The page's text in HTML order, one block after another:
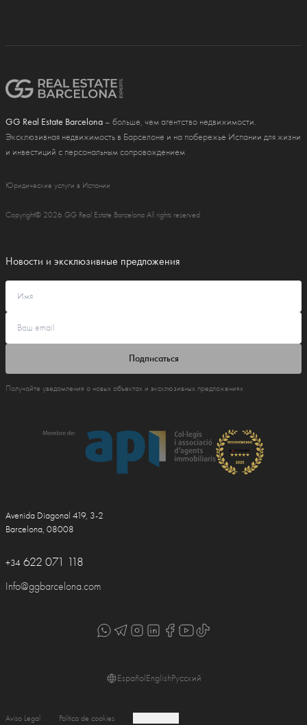
GG Real Estate Barcelona – больше, чем агентство недвижимости.
Эксклюзивная недвижимость в Барселоне и на побережье Испании для жизни
и инвестиций с персональным сопровождением
Юридические услуги в Испании
Copyright© 2026 GG Real Estate Barcelona All rights reserved
Новости и эксклюзивные предложения
Подписаться
Получайте уведомления о новых объектах и эксклюзивных предложениях
Avenida Diagonal 419, 3-2
Barcelona, 08008
+34 622 071 118
Info@ggbarcelona.com
EspañolEnglishРусский
Aviso Legal Política de cookies